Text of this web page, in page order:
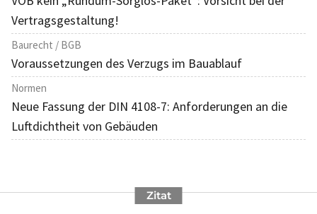
Vertragsgestaltung!
Baurecht / BGB
Voraussetzungen des Verzugs im Bauablauf
Normen
Neue Fassung der DIN 4108-7: Anforderungen an die
Luftdichtheit von Gebäuden
Zitat